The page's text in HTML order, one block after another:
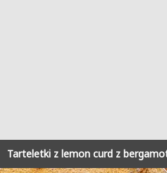
Tarteletki z lemon curd z